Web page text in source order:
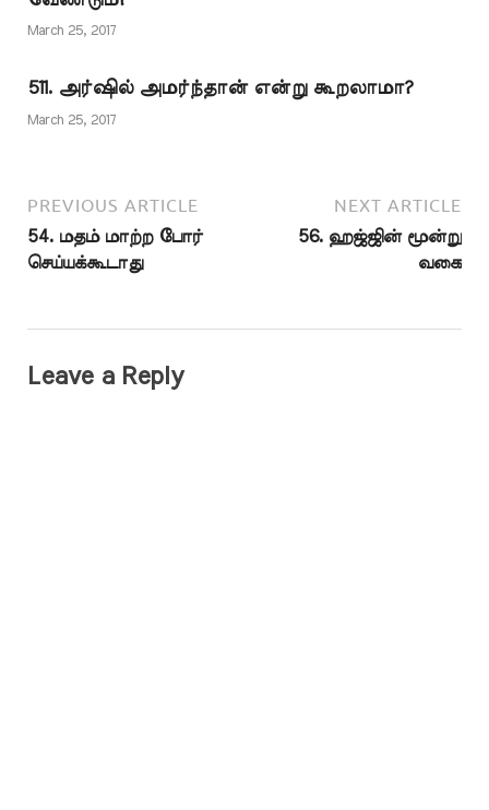
March 25, 2017
511. அர்ஷில் அமர்ந்தான் என்று கூறலாமா?
March 25, 2017
PREVIOUS ARTICLE
54. மதம் மாற்ற போர்
செய்யக்கூடாது
NEXT ARTICLE
56. ஹஜ்ஜின் மூன்று
வகை
Leave a Reply